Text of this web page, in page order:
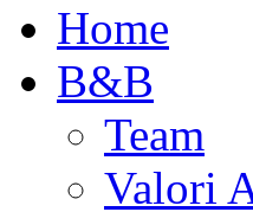
Home
B&B
Team
Valori